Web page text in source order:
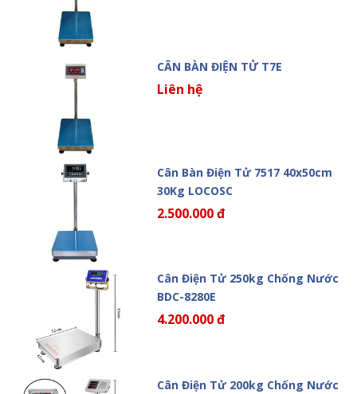
CÂN BÀN ĐIỆN TỬ T7E
Liên hệ
Cân Bàn Điện Tử 7517 40x50cm
30Kg LOCOSC
2.500.000 đ
Cân Điện Tử 250kg Chống Nước
BDC-8280E
4.200.000 đ
Cân Điện Tử 200kg Chống Nước